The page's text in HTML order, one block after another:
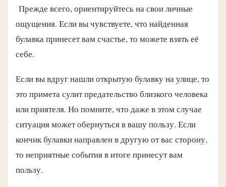
Прежде всего, ориентируйтесь на свои личные
ощущения. Если вы чувствуете, что найденная
булавка принесет вам счастье, то можете взять её
себе.
Если вы вдруг нашли открытую булавку на улице, то
это примета сулит предательство близкого человека
или приятеля. Но помните, что даже в этом случае
ситуация может обернуться в вашу пользу. Если
кончик булавки направлен в другую от вас сторону,
то неприятные события в итоге принесут вам
пользу.